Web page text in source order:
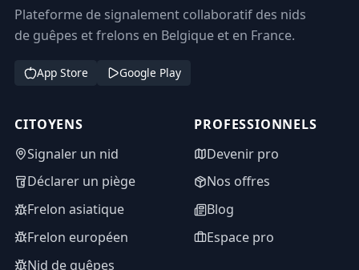
Plateforme de signalement collaboratif des nids
de guêpes et frelons en Belgique et en France.
App Store Google Play
CITOYENS
Signaler un nid
Déclarer un piège
Frelon asiatique
Frelon européen
Nid de guêpes
PROFESSIONNELS
Devenir pro
Nos offres
Blog
Espace pro